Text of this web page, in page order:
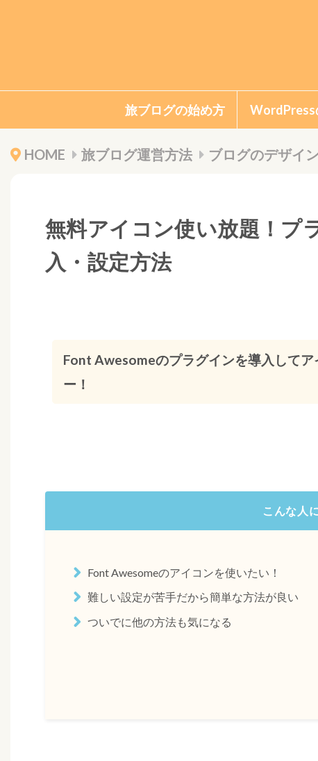
旅ブログの始め方 WordPress
HOME 旅ブログ運営方法 ブログのデザイン
無料アイコン使い放題！プ
入・設定方法
Font Awesomeのプラグインを導入してア
ー！
こんな人
Font Awesomeのアイコンを使いたい！
難しい設定が苦手だから簡単な方法が良い
ついでに他の方法も気になる